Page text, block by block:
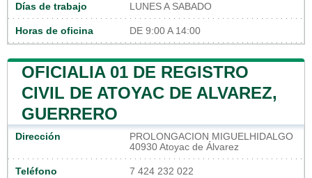
Días de trabajo LUNES A SABADO
Horas de oficina DE 9:00 A 14:00
OFICIALIA 01 DE REGISTRO
CIVIL DE ATOYAC DE ALVAREZ,
GUERRERO
Dirección
PROLONGACION MIGUELHIDALGO
40930 Atoyac de Álvarez
Teléfono 7 424 232 022